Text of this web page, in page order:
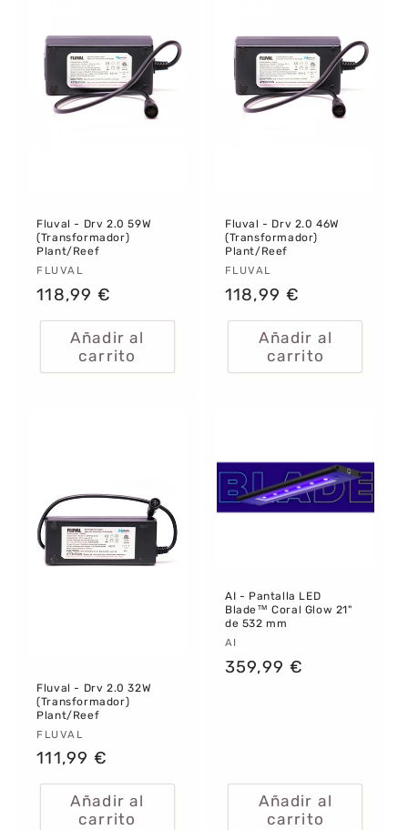
Fluval - Drv 2.0 59W
(Transformador)
Plant/Reef
Proveedor:
FLUVAL
Precio
habitual
118,99 €
Añadir al
carrito
Fluval - Drv 2.0 46W
(Transformador)
Plant/Reef
Proveedor:
FLUVAL
Precio
habitual
118,99 €
Añadir al
carrito
Fluval - Drv 2.0 32W
(Transformador)
Plant/Reef
Proveedor:
FLUVAL
Precio
habitual
111,99 €
Añadir al
carrito
AI - Pantalla LED
Blade™ Coral Glow 21"
de 532 mm
Proveedor:
AI
Precio
359,99 €
Añadir al
carrito